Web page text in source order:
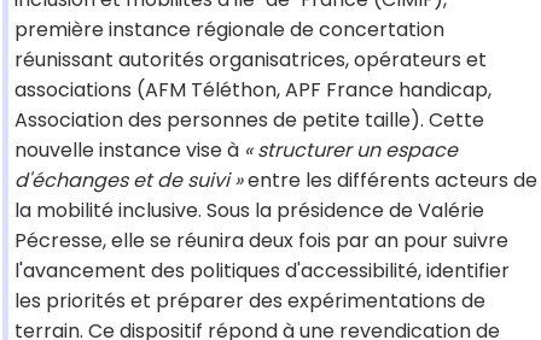
première instance régionale de concertation
réunissant autorités organisatrices, opérateurs et
associations (AFM Téléthon, APF France handicap,
Association des personnes de petite taille). Cette
nouvelle instance vise à « structurer un espace
d'échanges et de suivi »entre les différents acteurs de
la mobilité inclusive. Sous la présidence de Valérie
Pécresse, elle se réunira deux fois par an pour suivre
l'avancement des politiques d'accessibilité, identifier
les priorités et préparer des expérimentations de
terrain. Ce dispositif répond à une revendication de